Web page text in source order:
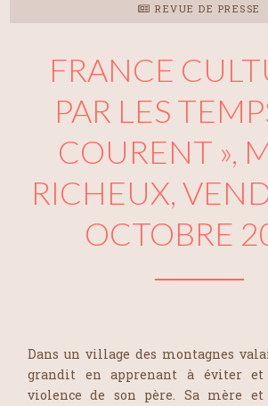
REVUE DE PRESSE
FRANCE
PAR LES
COURENT »,
RICHEUX,
OCTOBRE
Dans un village des montagnes
grandit en apprenant à éviter
violence de son père. Sa mère et